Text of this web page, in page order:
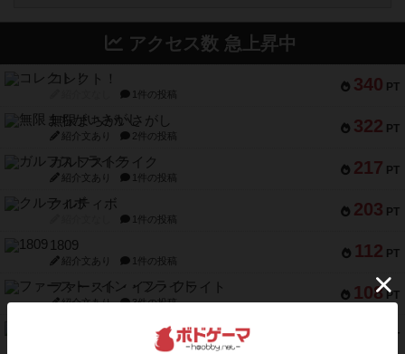
アクセス数 急上昇中
340 PT
コレクト！
1件の投稿
322 PT
無限まちがいさがし
紹介文あり 2件の投稿
217 PT
ガルフストライク
紹介文あり 1件の投稿
203 PT
クルティボ
1件の投稿
112 PT
1809
紹介文あり 1件の投稿
108 PT
ファースト・イン・フライト
紹介文あり 3件の投稿
PT
モズビ－ズ・レイダ－ズ
1件の投稿